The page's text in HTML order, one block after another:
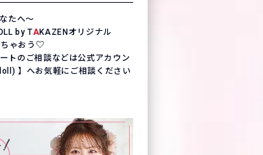
たへ〜
by TAKAZENオリジナル
ちゃおう♡
トのご相談などは公式アカウン
】へお気軽にご相談ください